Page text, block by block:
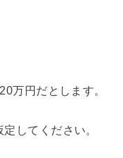
万円だとします。
してください。